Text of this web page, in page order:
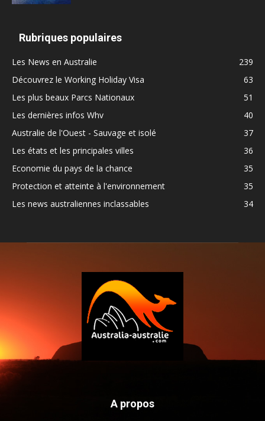
Rubriques populaires
Les News en Australie
239
Découvrez le Working Holiday Visa
63
Les plus beaux Parcs Nationaux
51
Les dernières infos Whv
40
Australie de l'Ouest - Sauvage et isolé
37
Les états et les principales villes
36
Economie du pays de la chance
35
Protection et atteinte à l'environnement
35
Les news australiennes inclassables
34
A propos